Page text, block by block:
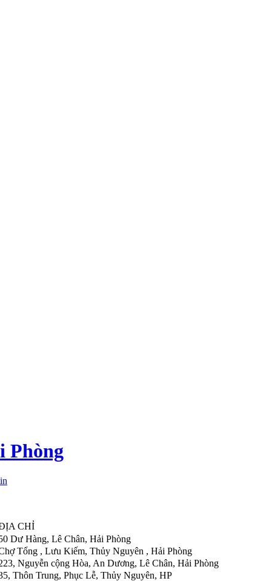
Phòng
CHỈ
Dư Hàng, Lê Chân, Hải Phòng
Tổng , Lưu Kiếm, Thủy Nguyên , Hải Phòng
Nguyễn cộng Hòa, An Dương, Lê Chân, Hải Phòng
Thôn Trung, Phục Lễ, Thủy Nguyên, HP